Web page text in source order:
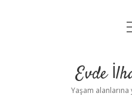
Evde
Yaşam alanlarına